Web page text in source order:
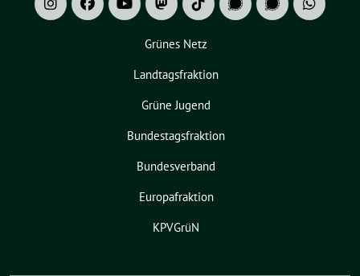
Grünes Netz
Landtagsfraktion
Grüne Jugend
Bundestagsfraktion
Bundesverband
Europafraktion
KPVGrüN